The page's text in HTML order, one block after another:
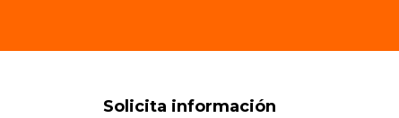
Solicita información